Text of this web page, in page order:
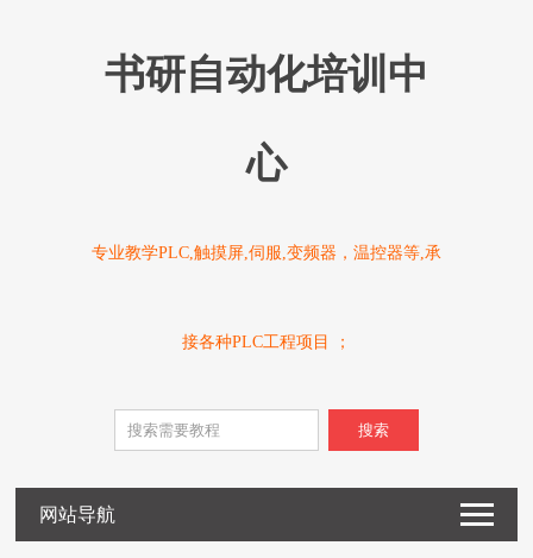
书研自动化培训中
心
专业教学PLC,触摸屏,伺服,变频器，温控器等,承
接各种PLC工程项目 ；
搜索
网站导航